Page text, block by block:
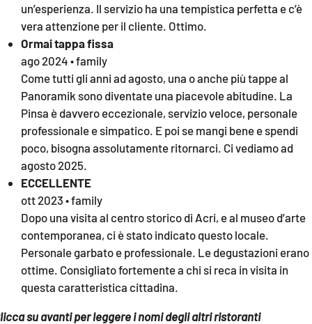
un’esperienza. Il servizio ha una tempistica perfetta e c’è
vera attenzione per il cliente. Ottimo.
Ormai tappa fissa
ago 2024 • family
Come tutti gli anni ad agosto, una o anche più tappe al
Panoramik sono diventate una piacevole abitudine. La
Pinsa è davvero eccezionale, servizio veloce, personale
professionale e simpatico. E poi se mangi bene e spendi
poco, bisogna assolutamente ritornarci. Ci vediamo ad
agosto 2025.
ECCELLENTE
ott 2023 • family
Dopo una visita al centro storico di Acri, e al museo d’arte
contemporanea, ci è stato indicato questo locale.
Personale garbato e professionale. Le degustazioni erano
ottime. Consigliato fortemente a chi si reca in visita in
questa caratteristica cittadina.
su avanti per leggere i nomi degli altri ristoranti